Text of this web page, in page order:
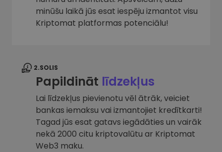
minūšu laikā jūs esat iespēju izmantot visu
Kriptomat platformas potenciālu!
2.SOLIS
Papildināt līdzekļus
Lai līdzekļus pievienotu vēl ātrāk, veiciet
bankas iemaksu vai izmantojiet kredītkarti!
Tagad jūs esat gatavs iegādāties un vairāk
nekā 2000 citu kriptovalūtu ar Kriptomat
Web3 maku.